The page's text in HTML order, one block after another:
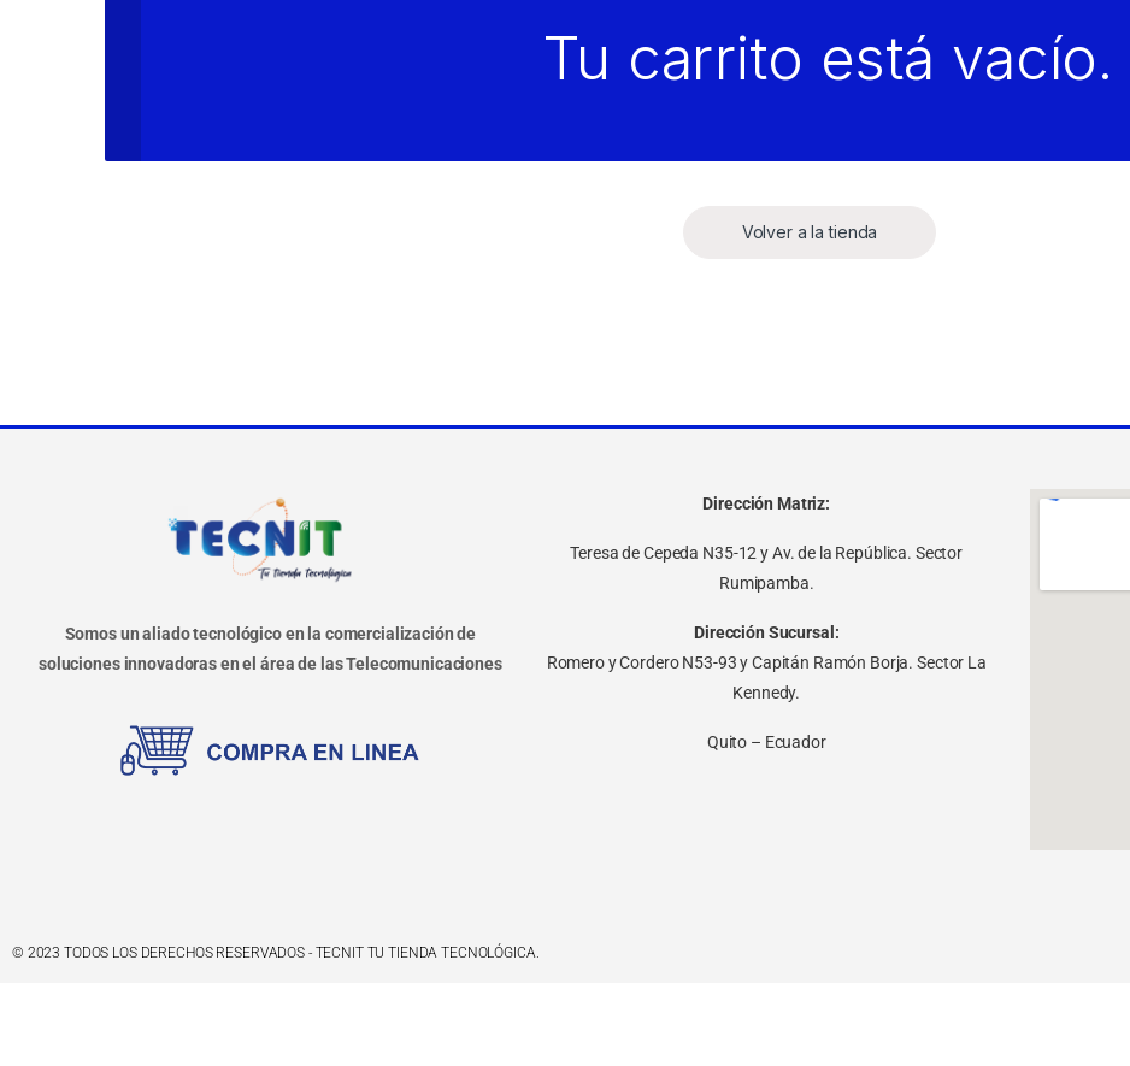
Tu carrito está vacío.
Volver a la tienda
Somos un aliado tecnológico en la comercialización de
soluciones innovadoras en el área de las Telecomunicaciones
Dirección Matriz:
Teresa de Cepeda N35-12 y Av. de la República. Sector
Rumipamba.
Dirección Sucursal:
Romero y Cordero N53-93 y Capitán Ramón Borja. Sector La
Kennedy.
Quito – Ecuador
© 2023 TODOS LOS DERECHOS RESERVADOS - TECNIT TU TIENDA TECNOLÓGICA.